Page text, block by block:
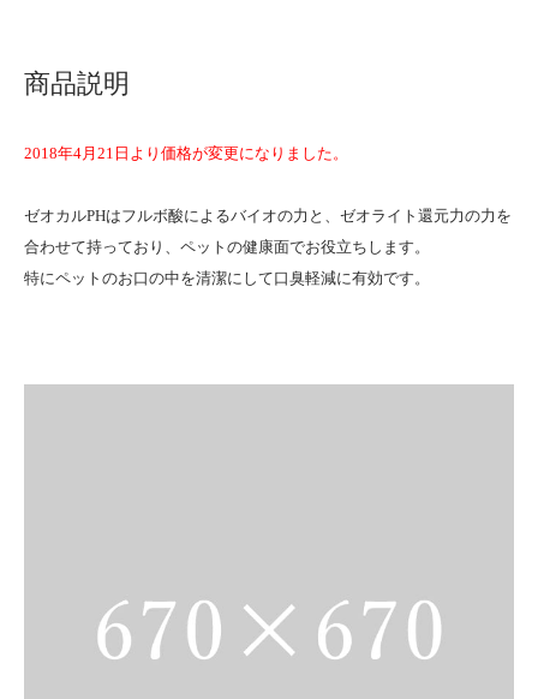
商品説明
2018年4月21日より価格が変更になりました。
ゼオカルPHはフルボ酸によるバイオの力と、ゼオライト還元力の力を
合わせて持っており、ペットの健康面でお役立ちします。
特にペットのお口の中を清潔にして口臭軽減に有効です。